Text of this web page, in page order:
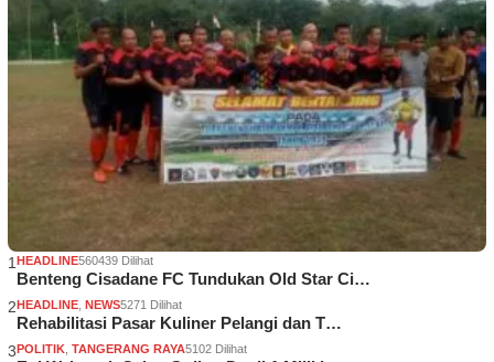
1 HEADLINE560439 Dilihat
Benteng Cisadane FC Tundukan Old Star Ci…
2HEADLINE NEWS5271 Dilihat
Rehabilitasi Pasar Kuliner Pelangi dan T…
3POLITIK TANGERANG RAYA5102 Dilihat